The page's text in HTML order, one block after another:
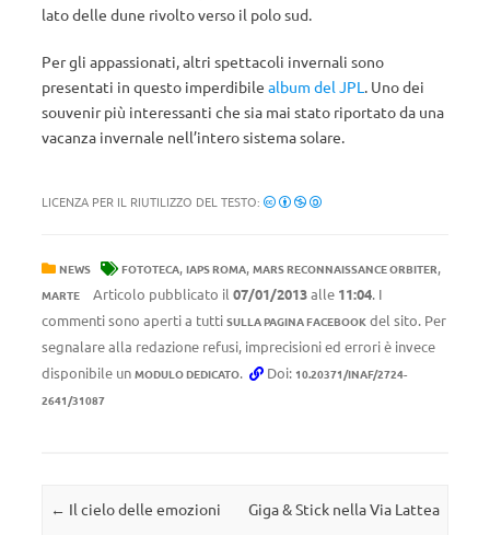
lato delle dune rivolto verso il polo sud.
Per gli appassionati, altri spettacoli invernali sono
presentati in questo imperdibile album del JPL . Uno dei
souvenir più interessanti che sia mai stato riportato da una
vacanza invernale nell’intero sistema solare.
LICENZA PER IL RIUTILIZZO DEL TESTO:
NEWS FOTOTECA, IAPS ROMA, MARS RECONNAISSANCE ORBITER,
MARTE Articolo pubblicato il 07/01/2013alle 11:04. I
commenti sono aperti a tutti SULLA PAGINA FACEBOOK del sito. Per
segnalare alla redazione refusi, imprecisioni ed errori è invece
disponibile un MODULO DEDICATO. Doi: 10.20371/INAF/2724-
2641/31087
Navigazione articolo
← Il cielo delle emozioni
Giga & Stick nella Via Lattea